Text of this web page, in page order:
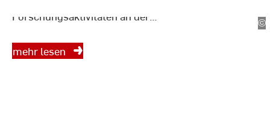
©
Forschungsaktivitäten an der
sich auch in den zahlreichen
Projekten der einzelnen
mehr lesen